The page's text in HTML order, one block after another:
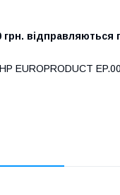
відправляються
EUROPRODUCT